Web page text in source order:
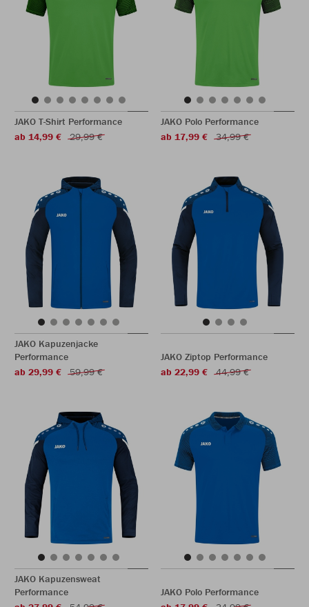
JAKO T-Shirt Performance
ab 14,99 €
29,99 €
JAKO Polo Performance
ab 17,99 €
34,99 €
JAKO Kapuzenjacke
Performance
ab 29,99 €
59,99 €
JAKO Ziptop Performance
ab 22,99 €
44,99 €
JAKO Kapuzensweat
Performance
JAKO Polo Performance